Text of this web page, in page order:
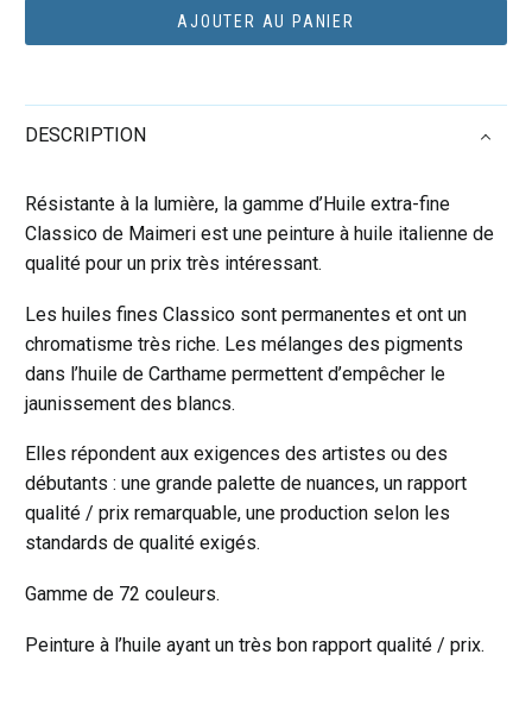
peinture
l’huile
60mL
extra-
fine
–
de
sienne
brûlée
AJOUTER AU PANIER
DESCRIPTION
Résistante à la lumière, la gamme d’Huile extra-fine
Classico de Maimeri est une peinture à huile italienne de
qualité pour un prix très intéressant.
Les huiles fines Classico sont permanentes et ont un
chromatisme très riche. Les mélanges des pigments
dans l’huile de Carthame permettent d’empêcher le
jaunissement des blancs.
Elles répondent aux exigences des artistes ou des
débutants : une grande palette de nuances, un rapport
qualité / prix remarquable, une production selon les
standards de qualité exigés.
Gamme de 72 couleurs.
Peinture à l’huile ayant un très bon rapport qualité / prix.